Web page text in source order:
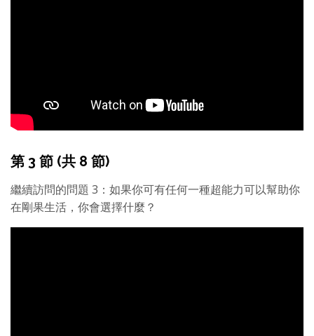
第 3 節 (共 8 節)
繼續訪問的問題 3：如果你可有任何一種超能力可以幫助你
在剛果生活，你會選擇什麼？